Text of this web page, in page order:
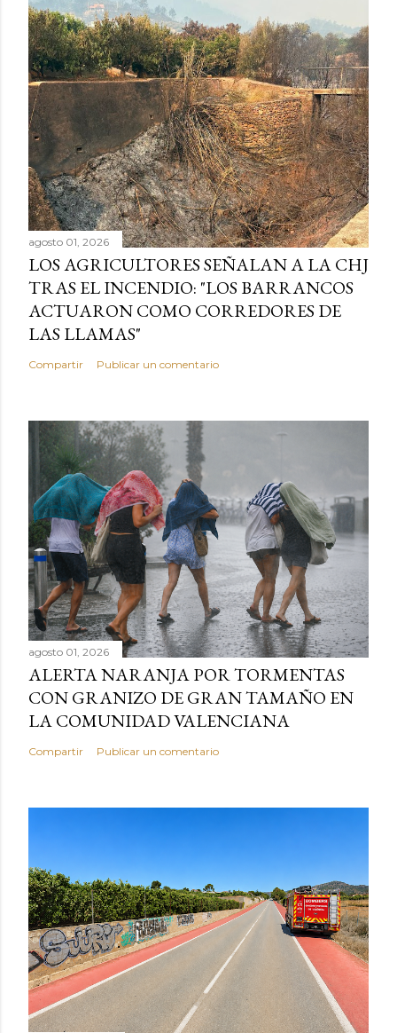
agosto 01, 2026
LOS AGRICULTORES SEÑALAN A LA CHJ
TRAS EL INCENDIO: "LOS BARRANCOS
ACTUARON COMO CORREDORES DE
LAS LLAMAS"
Compartir Publicar un comentario
agosto 01, 2026
ALERTA NARANJA POR TORMENTAS
CON GRANIZO DE GRAN TAMAÑO EN
LA COMUNIDAD VALENCIANA
Compartir Publicar un comentario